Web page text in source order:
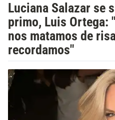
Luciana Salazar se
primo, Luis Ortega:
nos matamos de
recordamos"